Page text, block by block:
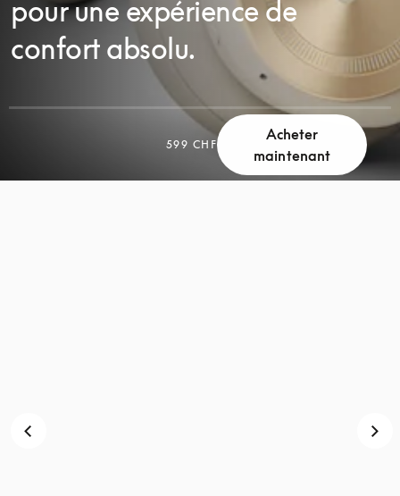
pour une expérience de
confort absolu.
DÉFILER
LA
599 CHF
Acheter
maintenant